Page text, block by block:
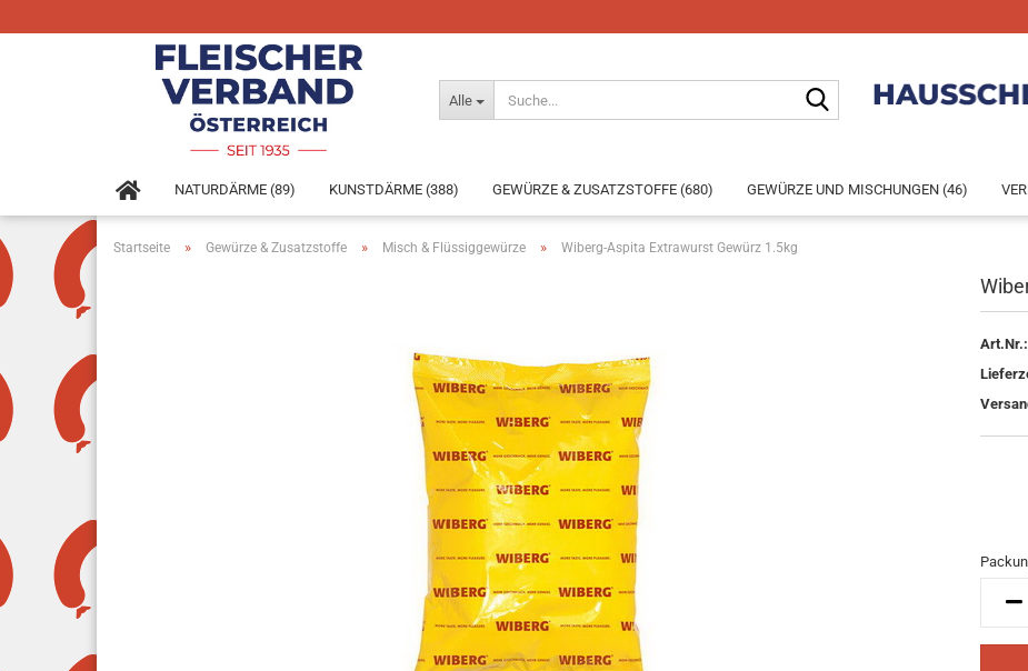
Passwort
Alle
NATURDÄRME (89) KUNSTDÄRME (388) GEWÜRZE & ZUSATZSTOFFE (680) GEWÜRZE UND MISCHUNGEN (46)
Startseite » Gewürze & Zusatzstoffe » Misch & Flüssiggewürze » Wiberg-Aspita Extrawurst Gewürz 1.5kg
Art.Nr.:
Packung